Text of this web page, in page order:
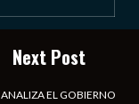
Next Post
ANALIZA EL GOBIERNO